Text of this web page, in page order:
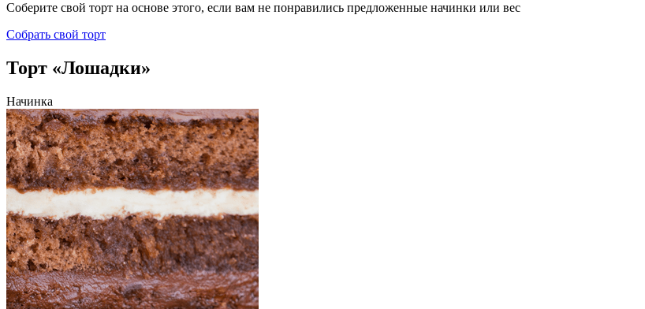
Соберите свой торт на основе этого, если вам не понравились предложенные начинки или вес
Собрать свой торт
Торт «Лошадки»
Начинка